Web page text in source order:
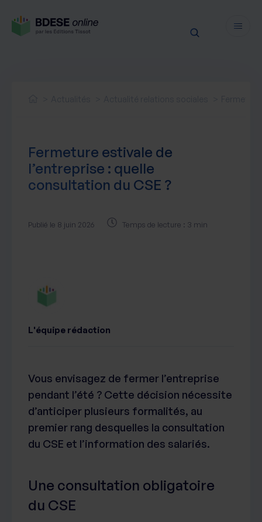
Actualités produit
Notre newsletter
Nos webinaires
Nos accompagnements
Fermeture estivale de
l’entreprise : quelle
consultation du CSE ?
Publié le 8 juin 2026 Temps de lecture : 3 min
Vous envisagez de fermer l’entreprise
pendant l’été ? Cette décision nécessite
d’anticiper plusieurs formalités, au
premier rang desquelles la consultation
du CSE et l’information des salariés.
Une consultation obligatoire
du CSE
L'équipe rédaction